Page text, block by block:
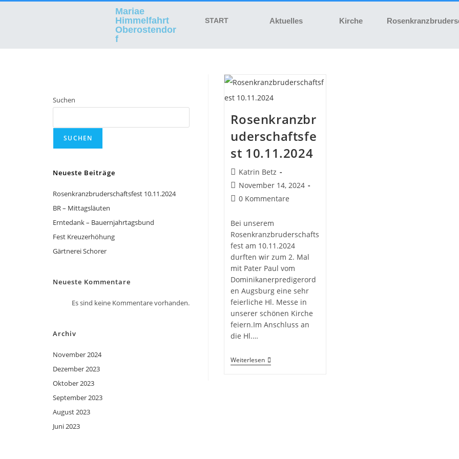
Mariae
Himmelfahrt
Oberostendor
f
START Aktuelles Kirche
Rosenkranzbr
uderschaftsfe
st 10.11.2024
Katrin Betz
November 14, 2024
0 Kommentare
Bei unserem
Rosenkranzbruderschafts
fest am 10.11.2024
durften wir zum 2. Mal
mit Pater Paul vom
Dominikanerpredigerord
en Augsburg eine sehr
feierliche Hl. Messe in
unserer schönen Kirche
feiern.Im Anschluss an
die Hl.…
Weiterlesen
Suchen
SUCHEN
Neueste Beiträge
Rosenkranzbruderschaftsfest 10.11.2024
BR – Mittagsläuten
Erntedank – Bauernjahrtagsbund
Fest Kreuzerhöhung
Gärtnerei Schorer
Neueste Kommentare
Es sind keine Kommentare vorhanden.
Archiv
November 2024
Dezember 2023
Oktober 2023
September 2023
August 2023
Juni 2023